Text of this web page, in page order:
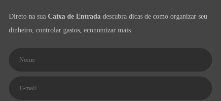
Direto na sua Caixa de Entradadescubra dicas de como organizar seu
dinheiro, controlar gastos, economizar mais.